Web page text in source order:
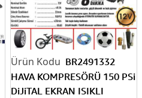
BR2491332
HAVA KOMPRESÖRÜ 150 PSi
DiJiTAL EKRAN ISIKLI